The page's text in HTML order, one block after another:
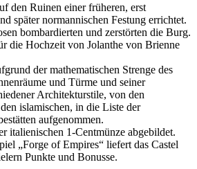
den Ruinen einer früheren, erst
später normannischen Festung errichtet.
bombardierten und zerstörten die Burg.
die Hochzeit von Jolanthe von Brienne
der mathematischen Strenge des
und Türme und seiner
Architekturstile, von den
islamischen, in die Liste der
aufgenommen.
italienischen 1-Centmünze abgebildet.
„Forge of Empires“ liefert das Castel
Punkte und Bonusse.